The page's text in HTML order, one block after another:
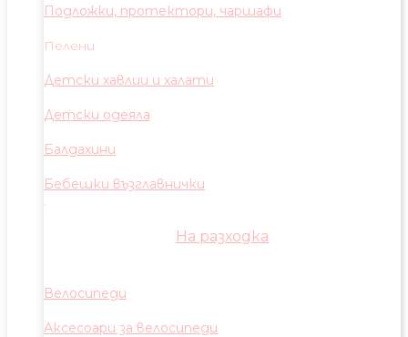
Подложки, протектори, чаршафи
Пелени
Детски хавлии и халати
Детски одеяла
Балдахини
Бебешки възглавнички
На разходка
Велосипеди
Аксесоари за велосипеди